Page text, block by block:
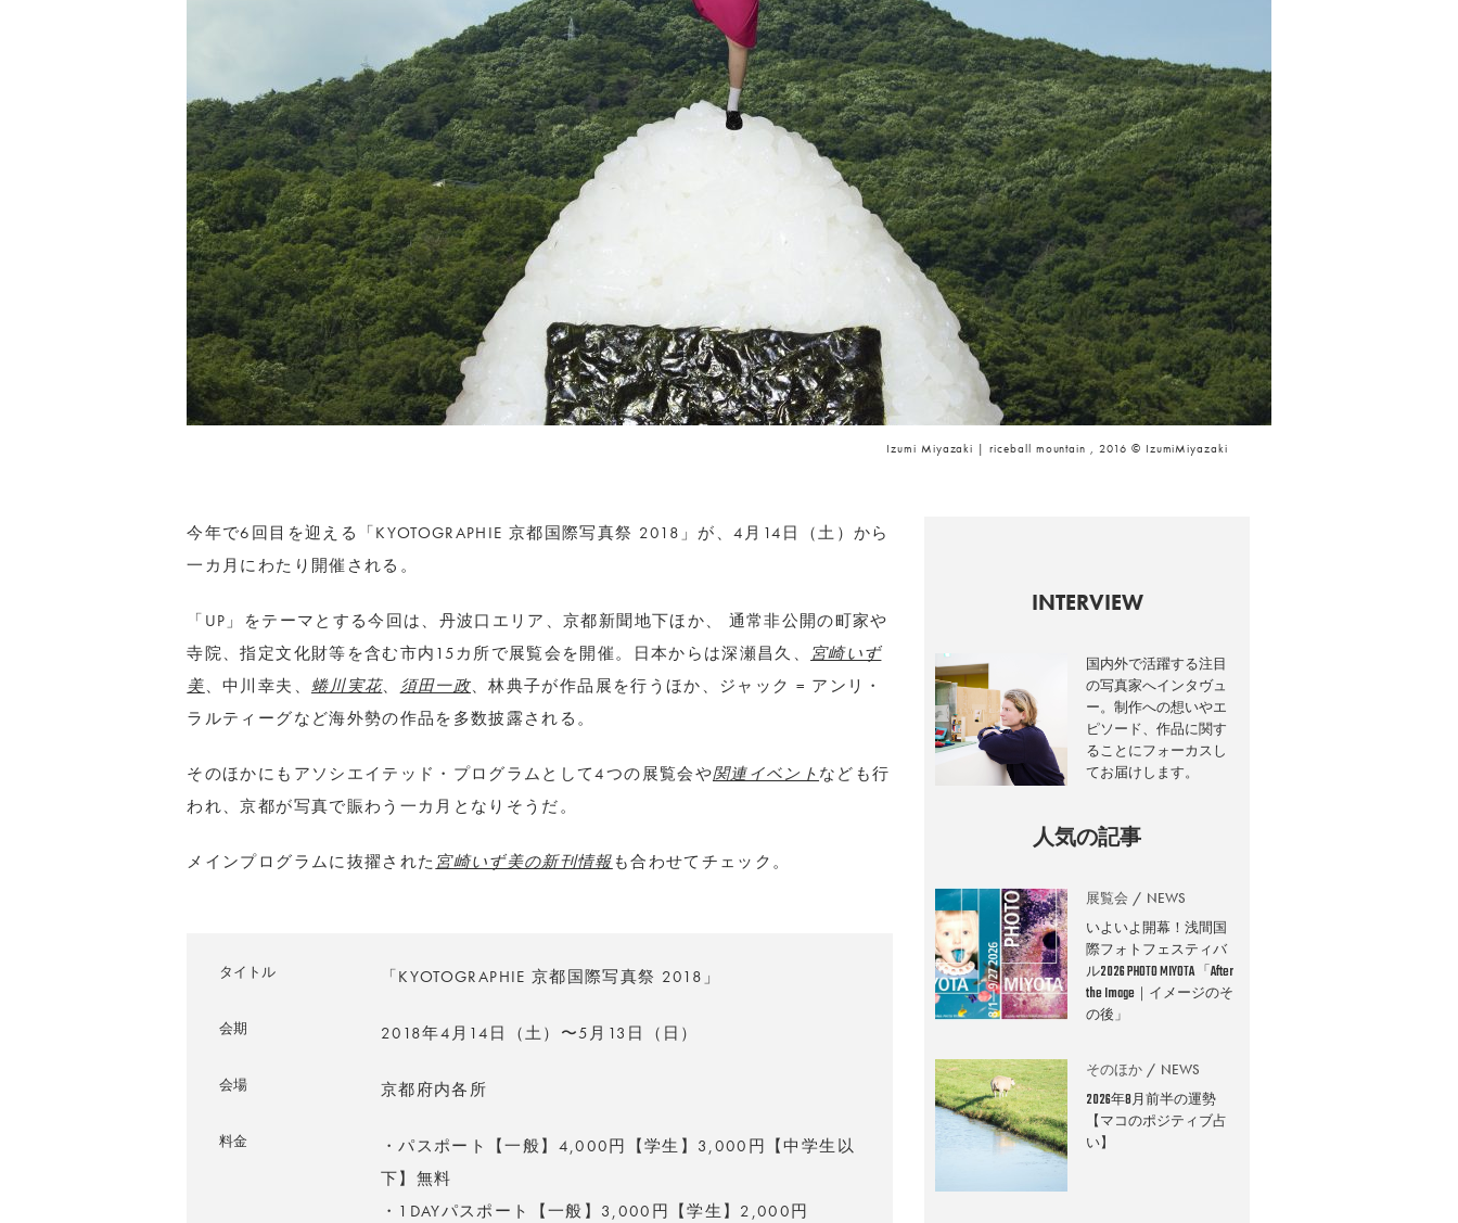
Izumi Miyazaki | riceball mountain , 2016 ©︎ IzumiMiyazaki
今年で6回目を迎える「KYOTOGRAPHIE 京都国際写真祭 2018」が、4月14日（土）から
一カ月にわたり開催される。
「UP」をテーマとする今回は、丹波口エリア、京都新聞地下ほか、 通常非公開の町家や
寺院、指定文化財等を含む市内15カ所で展覧会を開催。日本からは深瀬昌久、 宮崎いず
美、中川幸夫、 蜷川実花、 須田一政、林典子が作品展を行うほか、ジャック = アンリ・
ラルティーグなど海外勢の作品を多数披露される。
そのほかにもアソシエイテッド・プログラムとして4つの展覧会や関連イベント なども行
われ、京都が写真で賑わう一カ月となりそうだ。
メインプログラムに抜擢された 宮崎いず美の新刊情報 も合わせてチェック。
タイトル 「KYOTOGRAPHIE 京都国際写真祭 2018」
会期 2018年4月14日（土）〜5月13日（日）
会場 京都府内各所
料金
・パスポート【一般】4,000円【学生】3,000円【中学生以
下】無料
・1DAYパスポート【一般】3,000円【学生】2,000円
INTERVIEW
国内外で活躍する注目
の写真家へインタヴュ
ー。制作への想いやエ
ピソード、作品に関す
ることにフォーカスし
てお届けします。
人気の記事
展覧会 NEWS
いよいよ開幕！浅間国
際フォトフェスティバ
ル2026 PHOTO MIYOTA 「After
the Image｜イメージのそ
の後」
そのほか NEWS
2026年8月前半の運勢
【マコのポジティブ占
い】